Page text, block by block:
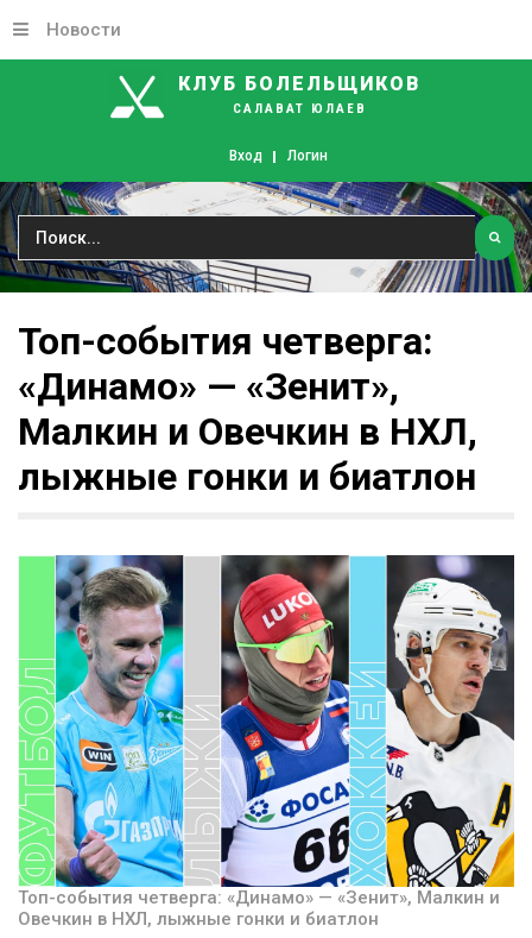
КЛУБ БОЛЕЛЬЩИКОВ
САЛАВАТ ЮЛАЕВ
Вход Логин
Новости
Топ-события четверга:
«Динамо» — «Зенит»,
Малкин и Овечкин в НХЛ,
лыжные гонки и биатлон
Топ-события четверга: «Динамо» — «Зенит», Малкин и
Овечкин в НХЛ, лыжные гонки и биатлон